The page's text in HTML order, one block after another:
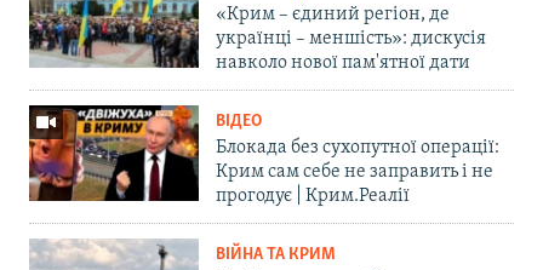
«Крим – єдиний регіон, де
українці – меншість»: дискусія
навколо нової пам'ятної дати
ВІДЕО
Блокада без сухопутної операції:
Крим сам себе не заправить і не
прогодує | Крим.Реалії
ВІЙНА ТА КРИМ